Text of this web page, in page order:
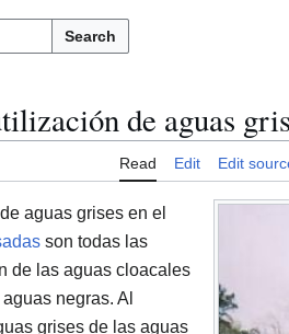
Search
de aguas
Read Edit Edit
aguas grises en el
son todas las
de las aguas cloacales
negras. Al
grises de las aguas